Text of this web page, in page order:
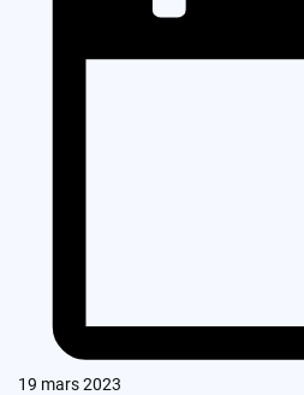
19 mars 2023